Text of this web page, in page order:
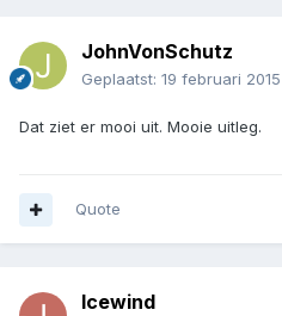
JohnVonSchutz
Geplaatst: 19 februari 2015
Dat ziet er mooi uit. Mooie uitleg.
Quote
Icewind